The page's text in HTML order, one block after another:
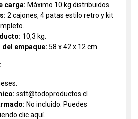
carga: Máximo 10 kg distribuidos.
2 cajones, 4 patas estilo retro y kit
10,3 kg.
del empaque: 58 x 42 x 12 cm.
sstt@todoproductos.cl
No incluido. Puedes
clicaquí.